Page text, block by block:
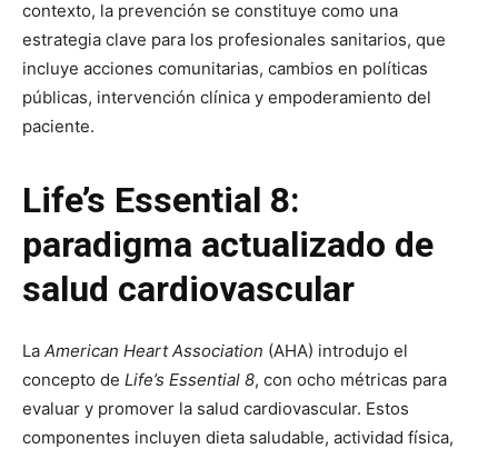
contexto, la prevención se constituye como una
estrategia clave para los profesionales sanitarios, que
incluye acciones comunitarias, cambios en políticas
públicas, intervención clínica y empoderamiento del
paciente.
Life’s Essential 8:
paradigma actualizado de
salud cardiovascular
La American Heart Association (AHA) introdujo el
concepto de Life’s Essential 8, con ocho métricas para
evaluar y promover la salud cardiovascular. Estos
componentes incluyen dieta saludable, actividad física,